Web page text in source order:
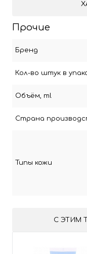
Прочие
Бренд
Кол-во штук в
Объём, ml
Страна
Типы кожи
С ЭТИМ